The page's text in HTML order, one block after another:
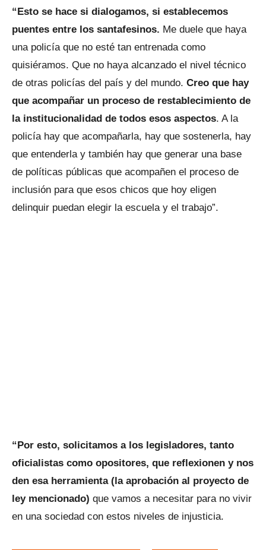
“Esto se hace si dialogamos, si establecemos
puentes entre los santafesinos. Me duele que haya
una policía que no esté tan entrenada como
quisiéramos. Que no haya alcanzado el nivel técnico
de otras policías del país y del mundo. Creo que hay
que acompañar un proceso de restablecimiento de
la institucionalidad de todos esos aspectos. A la
policía hay que acompañarla, hay que sostenerla, hay
que entenderla y también hay que generar una base
de políticas públicas que acompañen el proceso de
inclusión para que esos chicos que hoy eligen
delinquir puedan elegir la escuela y el trabajo”.
“Por esto, solicitamos a los legisladores, tanto
oficialistas como opositores, que reflexionen y nos
den esa herramienta (la aprobación al proyecto de
ley mencionado) que vamos a necesitar para no vivir
en una sociedad con estos niveles de injusticia.